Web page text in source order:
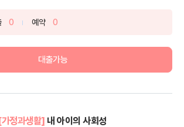
0 예약 0
대출가능
정과생활] 내 아이의 사회성